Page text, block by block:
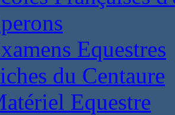
Equestres
du Centaure
Equestre